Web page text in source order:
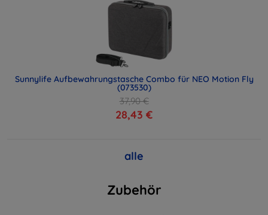
Sunnylife Aufbewahrungstasche Combo für NEO Motion Fly
(073530)
37,90 €
28,43 €
alle
Zubehör